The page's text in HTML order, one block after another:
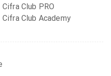
Cifra Club PRO
Cifra Club Academy